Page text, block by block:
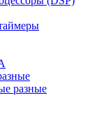
разные